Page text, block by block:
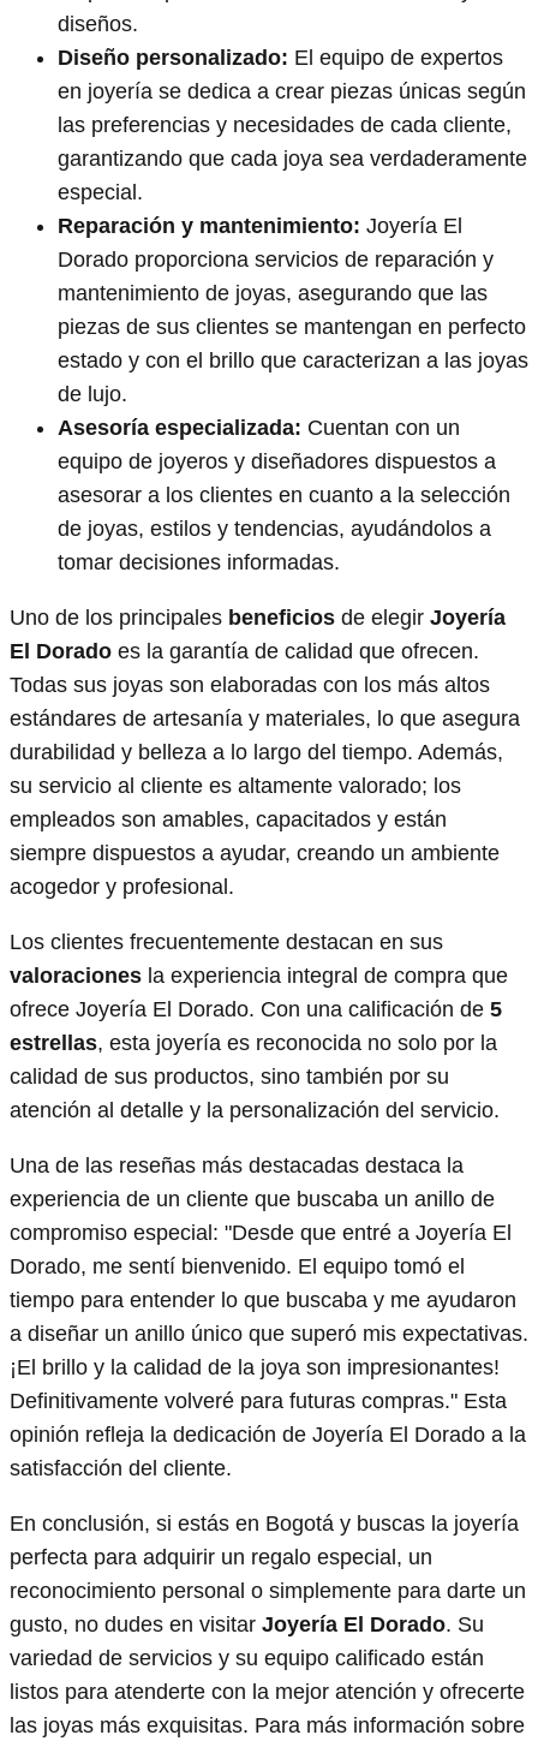
diseños.
Diseño personalizado: El equipo de expertos
en joyería se dedica a crear piezas únicas según
las preferencias y necesidades de cada cliente,
garantizando que cada joya sea verdaderamente
especial.
Reparación y mantenimiento: Joyería El
Dorado proporciona servicios de reparación y
mantenimiento de joyas, asegurando que las
piezas de sus clientes se mantengan en perfecto
estado y con el brillo que caracterizan a las joyas
de lujo.
Asesoría especializada: Cuentan con un
equipo de joyeros y diseñadores dispuestos a
asesorar a los clientes en cuanto a la selección
de joyas, estilos y tendencias, ayudándolos a
tomar decisiones informadas.
Uno de los principales beneficios de elegir Joyería
El Dorado es la garantía de calidad que ofrecen.
Todas sus joyas son elaboradas con los más altos
estándares de artesanía y materiales, lo que asegura
durabilidad y belleza a lo largo del tiempo. Además,
su servicio al cliente es altamente valorado; los
empleados son amables, capacitados y están
siempre dispuestos a ayudar, creando un ambiente
acogedor y profesional.
Los clientes frecuentemente destacan en sus
valoraciones la experiencia integral de compra que
ofrece Joyería El Dorado. Con una calificación de 5
estrellas, esta joyería es reconocida no solo por la
calidad de sus productos, sino también por su
atención al detalle y la personalización del servicio.
Una de las reseñas más destacadas destaca la
experiencia de un cliente que buscaba un anillo de
compromiso especial: "Desde que entré a Joyería El
Dorado, me sentí bienvenido. El equipo tomó el
tiempo para entender lo que buscaba y me ayudaron
a diseñar un anillo único que superó mis expectativas.
¡El brillo y la calidad de la joya son impresionantes!
Definitivamente volveré para futuras compras." Esta
opinión refleja la dedicación de Joyería El Dorado a la
satisfacción del cliente.
En conclusión, si estás en Bogotá y buscas la joyería
perfecta para adquirir un regalo especial, un
reconocimiento personal o simplemente para darte un
gusto, no dudes en visitar Joyería El Dorado. Su
variedad de servicios y su equipo calificado están
listos para atenderte con la mejor atención y ofrecerte
las joyas más exquisitas. Para más información sobre